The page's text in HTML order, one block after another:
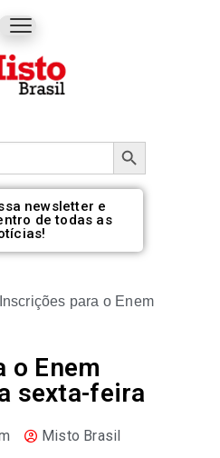
Botão de pesquisa
newsletter e
de todas as
Inscrições para o Enem
o Enem
sexta-feira
Misto Brasil